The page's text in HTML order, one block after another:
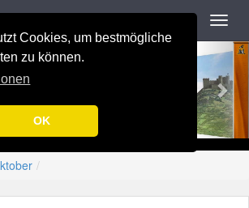
Cookies, um bestmögliche
zu können.
OK
7.de]=-